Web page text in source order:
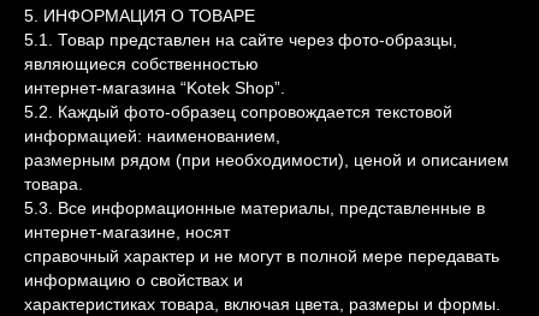
5. ИНФОРМАЦИЯ О ТОВАРЕ
5.1. Товар представлен на сайте через фото-образцы,
являющиеся собственностью
интернет-магазина “Kotek Shop”.
5.2. Каждый фото-образец сопровождается текстовой
информацией: наименованием,
размерным рядом (при необходимости), ценой и описанием
товара.
5.3. Все информационные материалы, представленные в
интернет-магазине, носят
справочный характер и не могут в полной мере передавать
информацию о свойствах и
характеристиках товара, включая цвета, размеры и формы.